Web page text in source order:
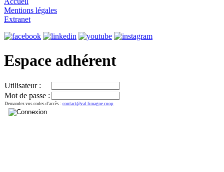
Mentions légales
Extranet
Espace adhérent
Utilisateur :
Mot de passe :
Demandez vos codes d'accès : contact@val.limagne.coop